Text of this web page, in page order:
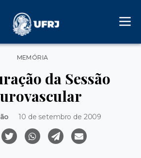
Categorias
MEMÓRIA
da Sessão
10 de setembro de 2009